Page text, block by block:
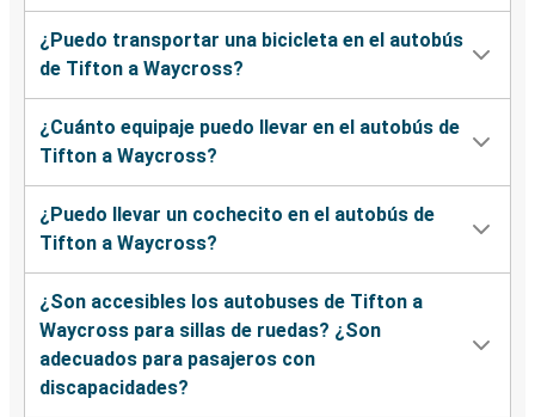
¿Puedo transportar una bicicleta en el autobús
de Tifton a Waycross?
¿Cuánto equipaje puedo llevar en el autobús de
Tifton a Waycross?
¿Puedo llevar un cochecito en el autobús de
Tifton a Waycross?
¿Son accesibles los autobuses de Tifton a
Waycross para sillas de ruedas? ¿Son
adecuados para pasajeros con
discapacidades?